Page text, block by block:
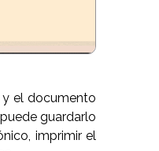
y el documento
guardarlo
imprimir el